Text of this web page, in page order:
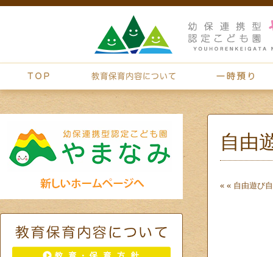
自由
« « 自由遊び